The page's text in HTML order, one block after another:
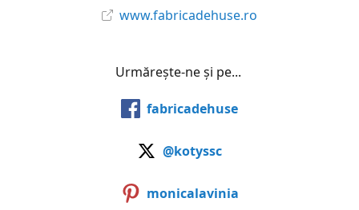
www.fabricadehuse.ro
Urmărește-ne și pe...
fabricadehuse
@kotyssc
monicalavinia